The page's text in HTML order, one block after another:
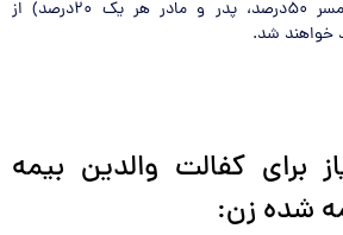
قانون تأمین اجتماعی (همسر ۵۰درصد، پدر و مادر هر یک ۲۰درصد) از
خواهند شد.
برای کفالت والدین بیمه
شده زن: